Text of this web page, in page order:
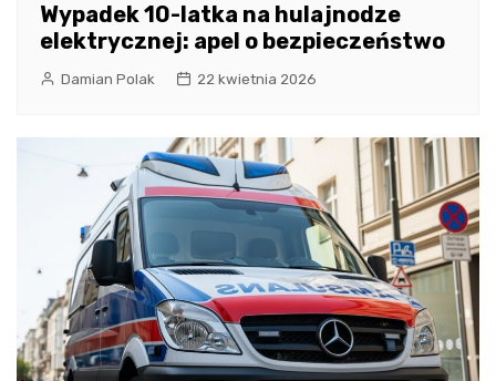
Wypadek 10-latka na hulajnodze
elektrycznej: apel o bezpieczeństwo
Damian Polak 22 kwietnia 2026